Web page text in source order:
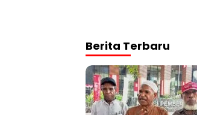
Berita Terbaru